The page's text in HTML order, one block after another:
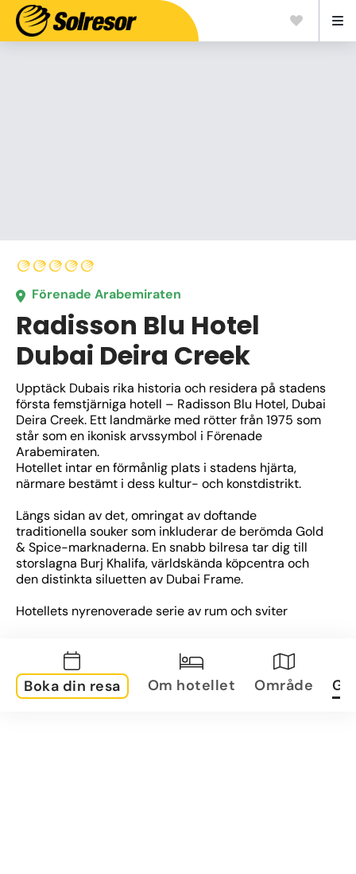
Förenade Arabemiraten
Radisson Blu Hotel
Dubai Deira Creek
Upptäck Dubais rika historia och residera på stadens
första femstjärniga hotell – Radisson Blu Hotel, Dubai
Deira Creek. Ett landmärke med rötter från 1975 som
står som en ikonisk arvssymbol i Förenade
Arabemiraten.
Hotellet intar en förmånlig plats i stadens hjärta,
närmare bestämt i dess kultur- och konstdistrikt.
Längs sidan av det, omringat av doftande
traditionella souker som inkluderar de berömda Gold
& Spice-marknaderna. En snabb bilresa tar dig till
storslagna Burj Khalifa, världskända köpcentra och
den distinkta siluetten av Dubai Frame.
Hotellets nyrenoverade serie av rum och sviter
smakfull upplevelse, välj att inta din måltid i någon av
våra 15 prisbelönta restauranger och barer, där smak
och atmosfär är i fullständig harmoni.
Boka din resa Om hotellet Område